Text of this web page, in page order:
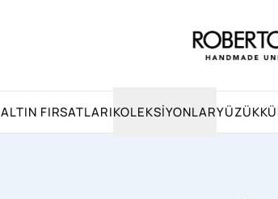
ALTIN FIRSATLARIKOLEKSIYONLARYÜZÜK